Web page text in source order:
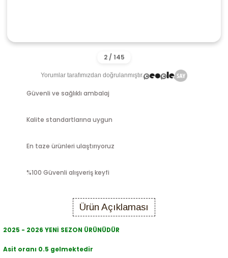
Yorumlar tarafımızdan doğrulanmıştır.
Güvenli ve sağlıklı ambalaj
Kalite standartlarına uygun
En taze ürünleri ulaştırıyoruz
%100 Güvenli alışveriş keyfi
Ürün Açıklaması
2025 - 2026 YENİ SEZON ÜRÜNÜDÜR
Asit oranı 0.5 gelmektedir